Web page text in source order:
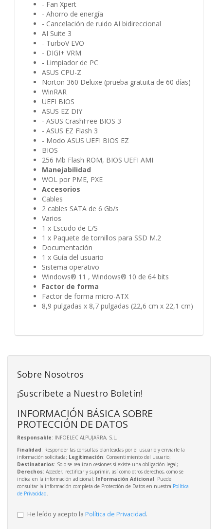
- Fan Xpert
- Ahorro de energía
- Cancelación de ruido AI bidireccional
AI Suite 3
- TurboV EVO
- DIGI+ VRM
- Limpiador de PC
ASUS CPU-Z
Norton 360 Deluxe (prueba gratuita de 60 días)
WinRAR
UEFI BIOS
ASUS EZ DIY
- ASUS CrashFree BIOS 3
- ASUS EZ Flash 3
- Modo ASUS UEFI BIOS EZ
BIOS
256 Mb Flash ROM, BIOS UEFI AMI
Manejabilidad
WOL por PME, PXE
Accesorios
Cables
2 cables SATA de 6 Gb/s
Varios
1 x Escudo de E/S
1 x Paquete de tornillos para SSD M.2
Documentación
1 x Guía del usuario
Sistema operativo
Windows® 11 , Windows® 10 de 64 bits
Factor de forma
Factor de forma micro-ATX
8,9 pulgadas x 8,7 pulgadas (22,6 cm x 22,1 cm)
Sobre Nosotros
¡Suscríbete a Nuestro Boletín!
INFORMACIÓN BÁSICA SOBRE
PROTECCIÓN DE DATOS
Responsable: INFOELEC ALPUJARRA, S.L.
Finalidad: Responder las consultas planteadas por el usuario y enviarle la
información solicitada; Legitimación: Consentimiento del usuario;
Destinatarios: Solo se realizan cesiones si existe una obligación legal;
Derechos: Acceder, rectificar y suprimir, así como otros derechos, como se
indica en la información adicional; Información Adicional: Puede
consultar la información completa de Protección de Datos en nuestra Política
de Privacidad
He leído y acepto la Política de Privacidad.